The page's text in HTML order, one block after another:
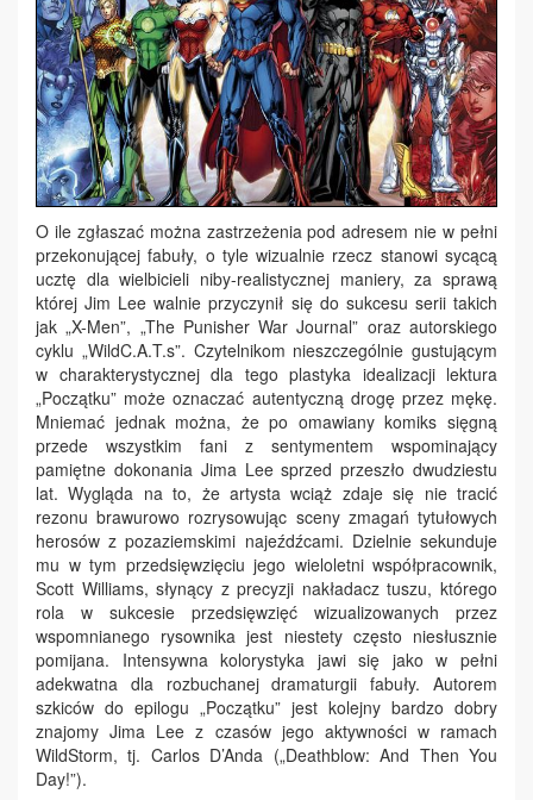
O ile zgłaszać można zastrzeżenia pod adresem nie w pełni
przekonującej fabuły, o tyle wizualnie rzecz stanowi sycącą
ucztę dla wielbicieli niby-realistycznej maniery, za sprawą
której Jim Lee walnie przyczynił się do sukcesu serii takich
jak „X-Men”, „The Punisher War Journal” oraz autorskiego
cyklu „WildC.A.T.s”. Czytelnikom nieszczególnie gustującym
w charakterystycznej dla tego plastyka idealizacji lektura
„Początku” może oznaczać autentyczną drogę przez mękę.
Mniemać jednak można, że po omawiany komiks sięgną
przede wszystkim fani z sentymentem wspominający
pamiętne dokonania Jima Lee sprzed przeszło dwudziestu
lat. Wygląda na to, że artysta wciąż zdaje się nie tracić
rezonu brawurowo rozrysowując sceny zmagań tytułowych
herosów z pozaziemskimi najeźdźcami. Dzielnie sekunduje
mu w tym przedsięwzięciu jego wieloletni współpracownik,
Scott Williams, słynący z precyzji nakładacz tuszu, którego
rola w sukcesie przedsięwzięć wizualizowanych przez
wspomnianego rysownika jest niestety często niesłusznie
pomijana. Intensywna kolorystyka jawi się jako w pełni
adekwatna dla rozbuchanej dramaturgii fabuły. Autorem
szkiców do epilogu „Początku” jest kolejny bardzo dobry
znajomy Jima Lee z czasów jego aktywności w ramach
WildStorm, tj. Carlos D’Anda („Deathblow: And Then You
Day!”).